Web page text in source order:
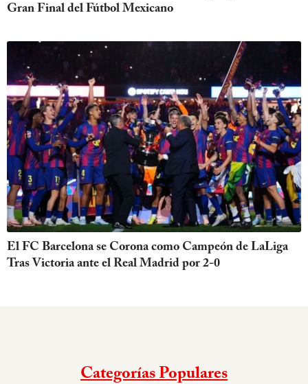
Gran Final del Fútbol Mexicano
El FC Barcelona se Corona como Campeón de LaLiga
Tras Victoria ante el Real Madrid por 2-0
Categorías Populares